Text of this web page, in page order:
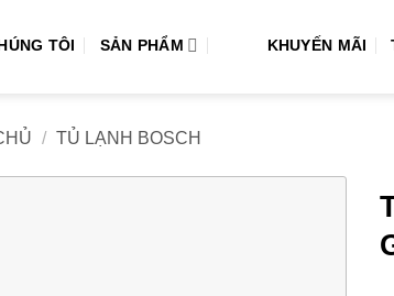
TÔI SẢN PHẨM KHUYẾN MÃI
/ TỦ LẠNH BOSCH